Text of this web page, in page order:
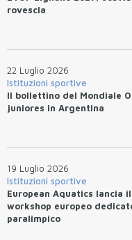
rovescia
22 Luglio 2026
Istituzioni sportive
Il bollettino del Mondiale
juniores in Argentina
19 Luglio 2026
Istituzioni sportive
European Aquatics lancia
workshop europeo
paralimpico